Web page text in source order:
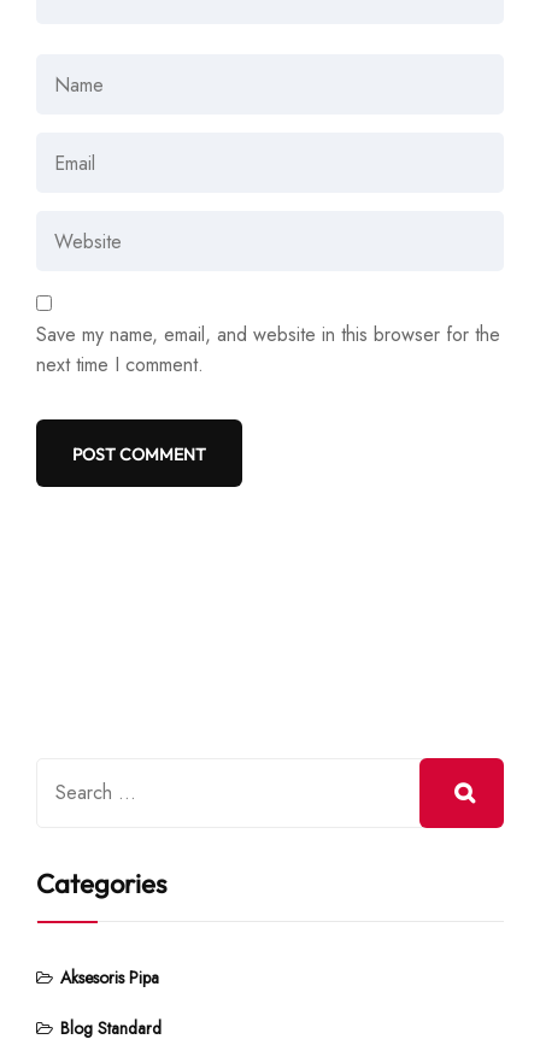
Save my name, email, and website in this browser for the
next time I comment.
Categories
Aksesoris Pipa
Blog Standard